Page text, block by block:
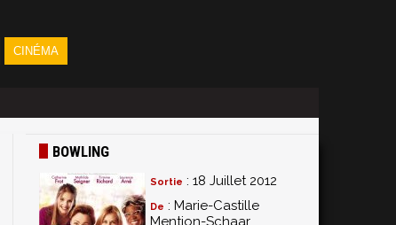
CINÉMA
BOWLING
Sortie : 18 Juillet 2012
De : Marie-Castille
Mention-Schaar